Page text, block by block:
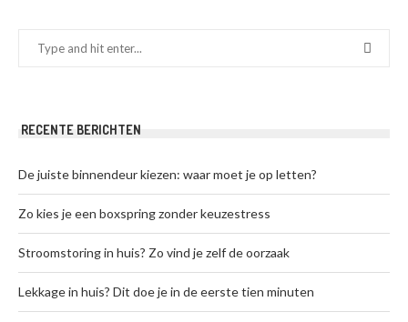
RECENTE BERICHTEN
De juiste binnendeur kiezen: waar moet je op letten?
Zo kies je een boxspring zonder keuzestress
Stroomstoring in huis? Zo vind je zelf de oorzaak
Lekkage in huis? Dit doe je in de eerste tien minuten